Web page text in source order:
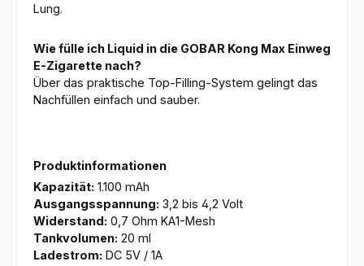
Lung.
Wie fülle ich Liquid in die GOBAR Kong Max Einweg
E-Zigarette nach?
Über das praktische Top-Filling-System gelingt das
Nachfüllen einfach und sauber.
Produktinformationen
Kapazität: 1.100 mAh
Ausgangsspannung: 3,2 bis 4,2 Volt
Widerstand: 0,7 Ohm KA1-Mesh
Tankvolumen: 20 ml
Ladestrom: DC 5V / 1A